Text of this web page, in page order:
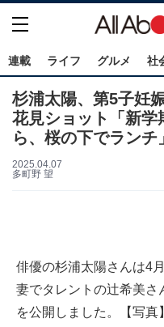
連載 ライフ グルメ 社
杉浦太陽、第5子妊
花見ショット「新学
ら、桜の下でランチ」
2025.04.07
多町野 望
俳優の杉浦太陽さんは4
妻でタレントの辻希美さ
を公開しました。【写